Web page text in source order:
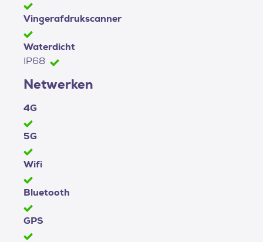
Vingerafdrukscanner
Waterdicht
IP68
Netwerken
4G
5G
Wifi
Bluetooth
GPS